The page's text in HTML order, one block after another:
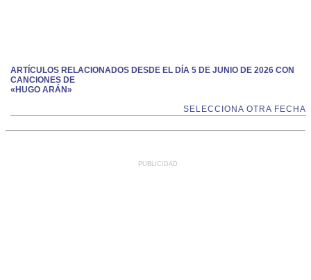
ARTÍCULOS RELACIONADOS DESDE EL DÍA 5 DE JUNIO DE 2026 CON
CANCIONES DE
«HUGO ARÁN»
SELECCIONA OTRA FECHA
PUBLICIDAD